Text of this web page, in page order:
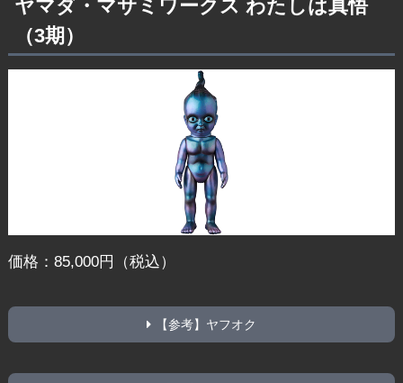
ヤマダ・マサミワークス わたしは真悟
（3期）
価格：85,000円（税込）
【参考】ヤフオク